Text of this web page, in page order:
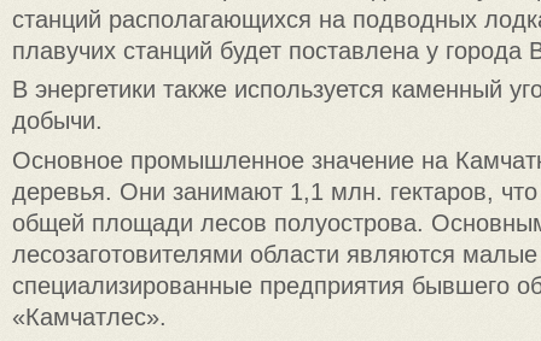
станций располагающихся на подводных
плавучих станций будет поставлена у города
В энергетики также используется каменный
добычи.
Основное промышленное значение на
деревья. Они занимают 1,1 млн. гектаров, что
общей площади лесов полуострова.
лесозаготовителями области являются
специализированные предприятия бывшего
«Камчатлес».